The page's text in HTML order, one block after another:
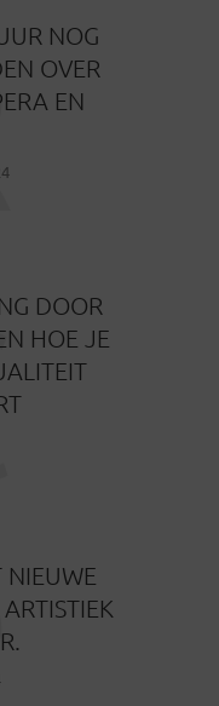
NOG
OVER
EN
DOOR
HOE JE
NIEUWE